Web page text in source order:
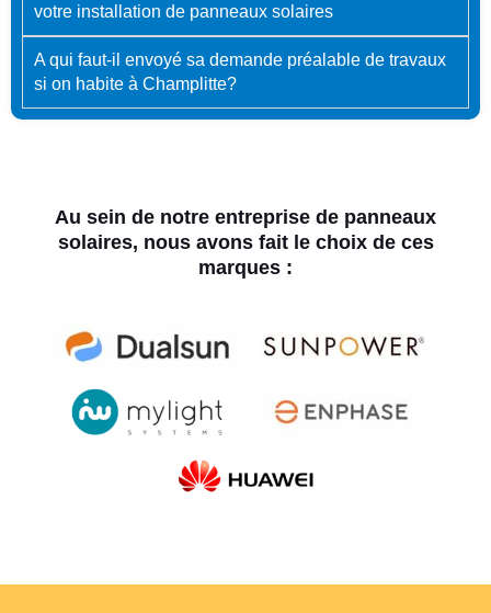
votre installation de panneaux solaires
A qui faut-il envoyé sa demande préalable de travaux
si on habite à Champlitte?
Au sein de notre entreprise de panneaux
solaires, nous avons fait le choix de ces
marques :